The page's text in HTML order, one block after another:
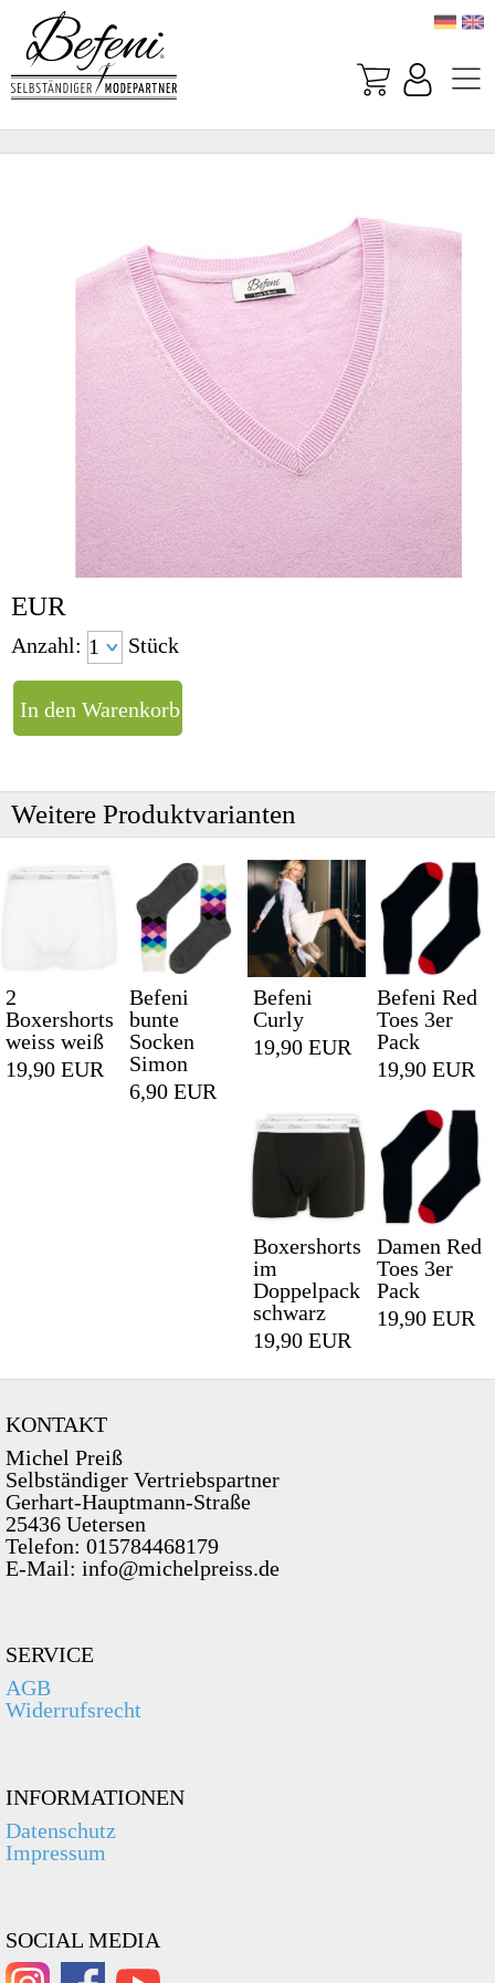
EUR
Anzahl: Stück
Weitere Produktvarianten
2
Boxershorts
weiss weiß
19,90 EUR
Befeni
bunte
Socken
Simon
6,90 EUR
Befeni
Curly
19,90 EUR
Befeni Red
Toes 3er
Pack
19,90 EUR
Boxershorts
im
Doppelpack
schwarz
19,90 EUR
Damen Red
Toes 3er
Pack
19,90 EUR
KONTAKT
Michel Preiß
Selbständiger Vertriebspartner
Gerhart-Hauptmann-Straße
25436 Uetersen
Telefon: 015784468179
E-Mail: info@michelpreiss.de
SERVICE
AGB
Widerrufsrecht
INFORMATIONEN
Datenschutz
Impressum
SOCIAL MEDIA